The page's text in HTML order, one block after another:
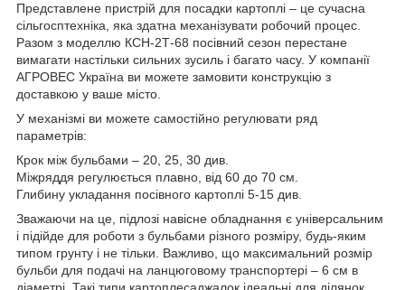
Представлене пристрій для посадки картоплі – це сучасна
сільгосптехніка, яка здатна механізувати робочий процес.
Разом з моделлю КСН-2Т-68 посівний сезон перестане
вимагати настільки сильних зусиль і багато часу. У компанії
АГРОВЕС Україна ви можете замовити конструкцію з
доставкою у ваше місто.
У механізмі ви можете самостійно регулювати ряд
параметрів:
Крок між бульбами – 20, 25, 30 див.
Міжряддя регулюється плавно, від 60 до 70 см.
Глибину укладання посівного картоплі 5-15 див.
Зважаючи на це, підлозі навісне обладнання є універсальним
і підійде для роботи з бульбами різного розміру, будь-яким
типом грунту і не тільки. Важливо, що максимальний розмір
бульби для подачі на ланцюговому транспортері – 6 см в